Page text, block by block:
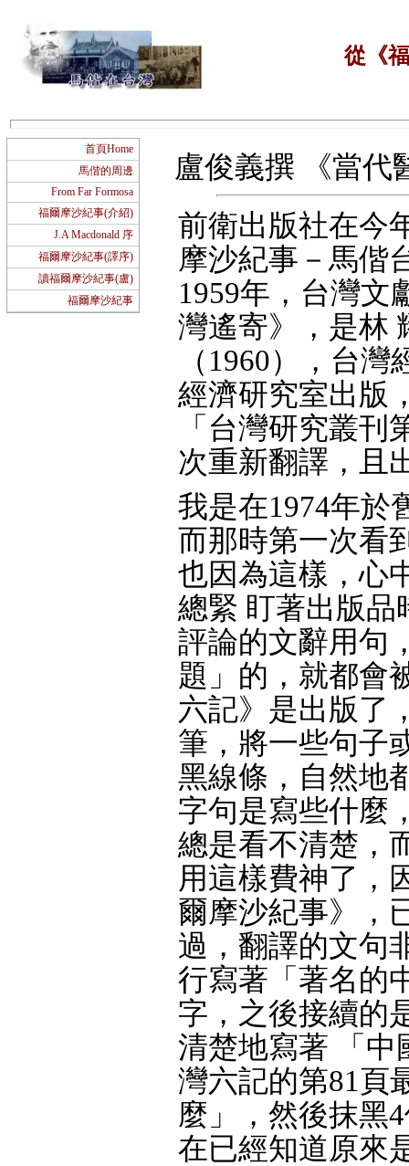
從《
首頁Home
馬偕的周邊
From Far Formosa
福爾摩沙紀事(介紹)
J.A Macdonald 序
福爾摩沙紀事(譯序)
讀福爾摩沙紀事(盧)
福爾摩沙紀事
盧俊義撰 《當代
前衛出版社在今
摩沙紀事－馬偕
1959年，台灣文
灣遙寄》，是林
（1960），台
經濟研究室出版
「台灣研究叢
次重新翻譯
我是在1974年於
而那時第一次看
也因為這樣，心
總緊 盯著出版品
評論的文辭用句
題」的，就都會
六記》是出版了
筆，將一些句子
黑線條，自然地
字句是寫些什麼
總是看不清楚，
用這樣費神了，
爾摩沙紀事》，
過，翻譯的文句
行寫著「著名的
字，之後接續的
清楚地寫著 「中
灣六記的第81頁
麼」，然後抹黑
在已經知道原來